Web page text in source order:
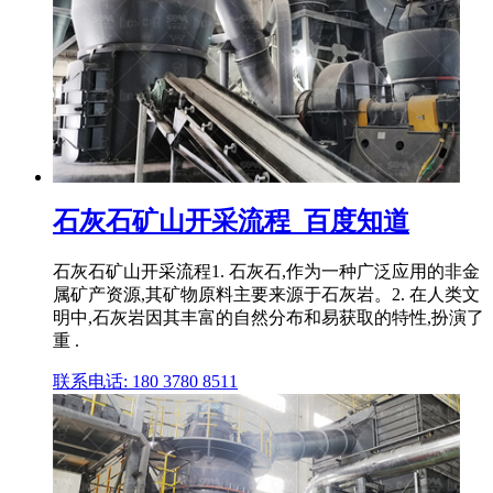
石灰石矿山开采流程_百度知道
石灰石矿山开采流程1. 石灰石,作为一种广泛应用的非金
属矿产资源,其矿物原料主要来源于石灰岩。2. 在人类文
明中,石灰岩因其丰富的自然分布和易获取的特性,扮演了
重 .
联系电话: 180 3780 8511